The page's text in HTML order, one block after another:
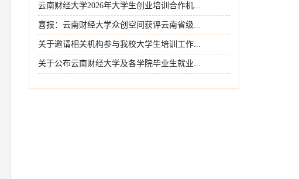
云南财经大学2026年大学生创业培训合作机...
喜报：云南财经大学众创空间获评云南省级...
关于邀请相关机构参与我校大学生培训工作...
关于公布云南财经大学及各学院毕业生就业...